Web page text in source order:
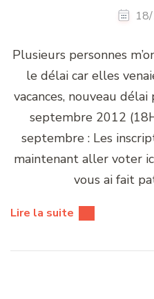
Plusieurs personnes
le délai car elles
vacances, nouveau
septembre 2012
septembre : Les
maintenant aller voter
vous ai fait
Lire la suite